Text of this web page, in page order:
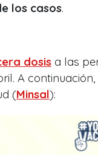
los casos.
dosis a las
A continuación,
(Minsal):